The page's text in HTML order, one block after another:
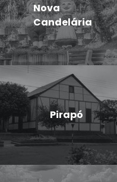
Nova
Candelária
Pirapó